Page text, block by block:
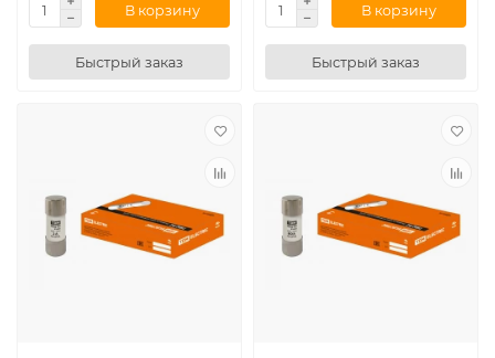
В корзину
Быстрый заказ
В корзину
Быстрый заказ